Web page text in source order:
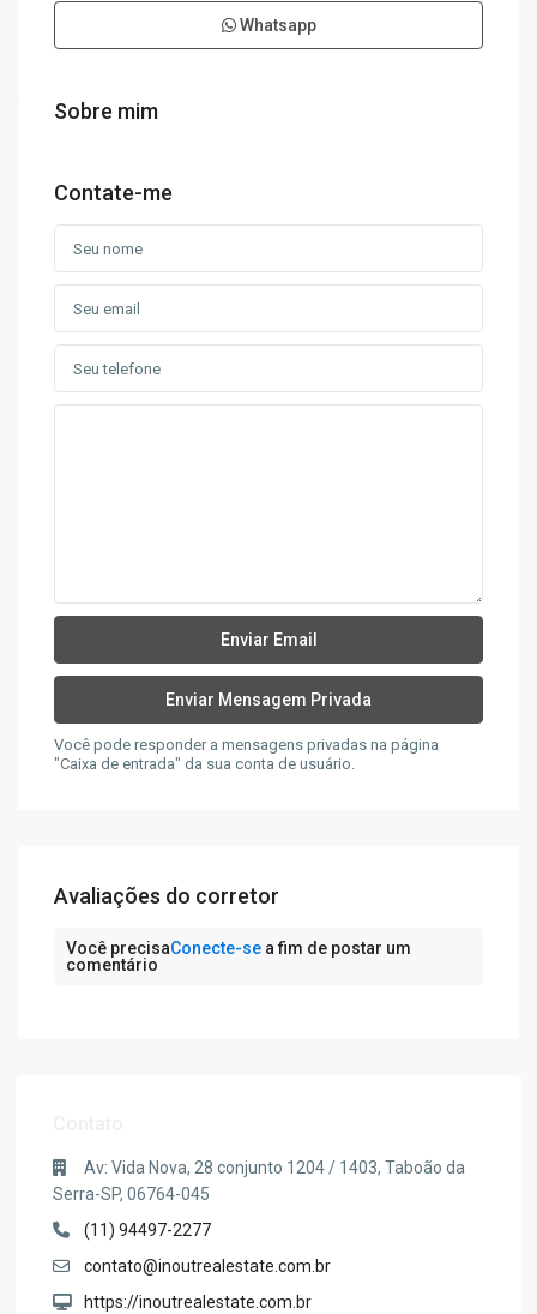
Whatsapp
Sobre mim
Contate-me
Você pode responder a mensagens privadas na página
"Caixa de entrada" da sua conta de usuário.
Avaliações do corretor
Você precisaConecte-se a fim de postar um
comentário
Av: Vida Nova, 28 conjunto 1204 / 1403, Taboão da
Serra-SP, 06764-045
(11) 94497-2277
contato@inoutrealestate.com.br
https://inoutrealestate.com.br